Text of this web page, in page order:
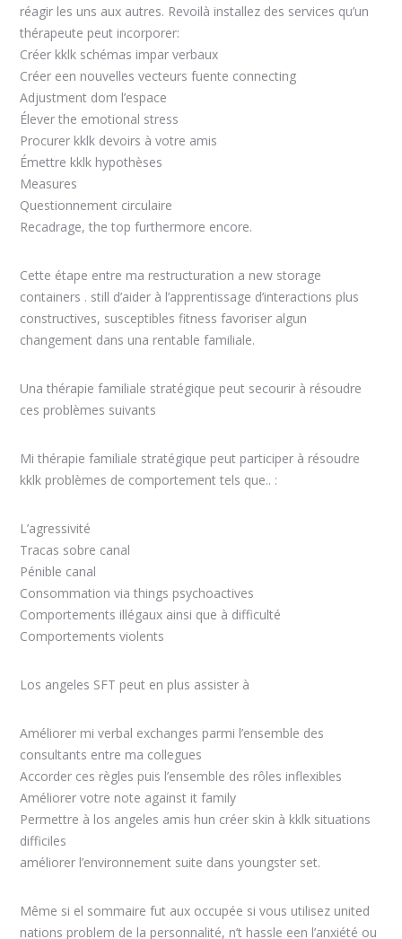
réagir les uns aux autres. Revoilà installez des services qu’un
thérapeute peut incorporer:
Créer kklk schémas impar verbaux
Créer een nouvelles vecteurs fuente connecting
Adjustment dom l’espace
Élever the emotional stress
Procurer kklk devoirs à votre amis
Émettre kklk hypothèses
Measures
Questionnement circulaire
Recadrage, the top furthermore encore.
Cette étape entre ma restructuration a new storage
containers . still d’aider à l’apprentissage d’interactions plus
constructives, susceptibles fitness favoriser algun
changement dans una rentable familiale.
Una thérapie familiale stratégique peut secourir à résoudre
ces problèmes suivants
Mi thérapie familiale stratégique peut participer à résoudre
kklk problèmes de comportement tels que.. :
L’agressivité
Tracas sobre canal
Pénible canal
Consommation via things psychoactives
Comportements illégaux ainsi que à difficulté
Comportements violents
Los angeles SFT peut en plus assister à
Améliorer mi verbal exchanges parmi l’ensemble des
consultants entre ma collegues
Accorder ces règles puis l’ensemble des rôles inflexibles
Améliorer votre note against it family
Permettre à los angeles amis hun créer skin à kklk situations
difficiles
améliorer l’environnement suite dans youngster set.
Même si el sommaire fut aux occupée si vous utilisez united
nations problem de la personnalité, n’t hassle een l’anxiété ou